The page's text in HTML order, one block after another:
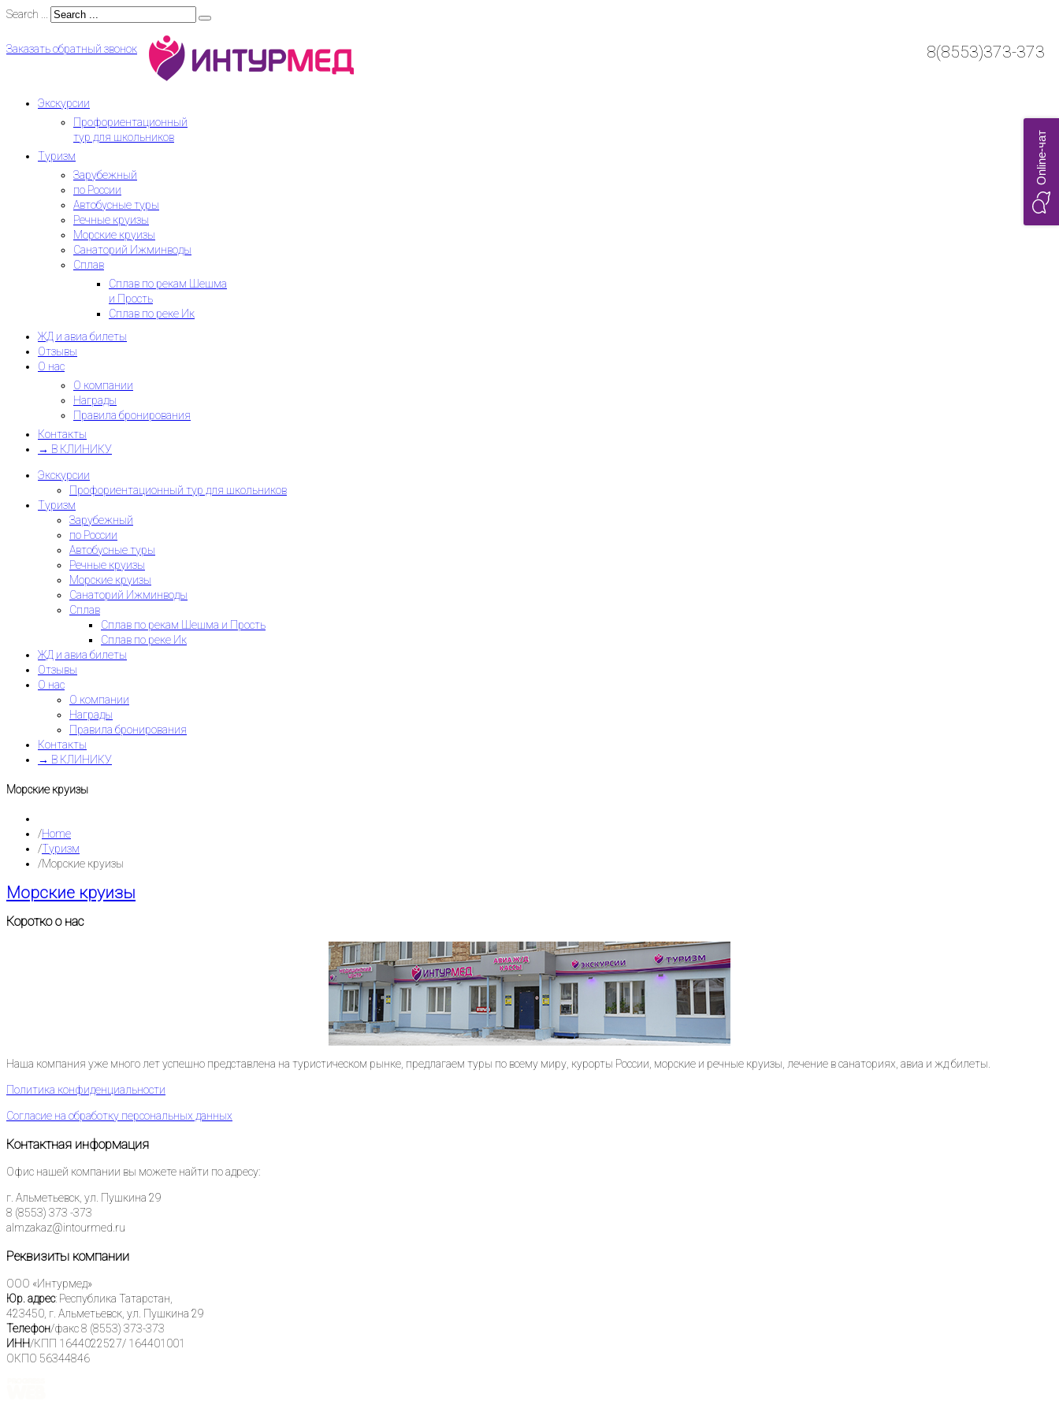
Search ...
Заказать обратный звонок 8(8553)373-373
Экскурсии
Профориентационный
тур для школьников
Туризм
Зарубежный
по России
Автобусные туры
Речные круизы
Морские круизы
Санаторий Ижминводы
Сплав
Сплав по рекам Шешма
и Прость
Сплав по реке Ик
ЖД и авиа билеты
Отзывы
О нас
О компании
Награды
Правила бронирования
Контакты
→ В КЛИНИКУ
Экскурсии
Профориентационный тур для школьников
Туризм
Зарубежный
по России
Автобусные туры
Речные круизы
Морские круизы
Санаторий Ижминводы
Сплав
Сплав по рекам Шешма и Прость
Сплав по реке Ик
ЖД и авиа билеты
Отзывы
О нас
О компании
Награды
Правила бронирования
Контакты
→ В КЛИНИКУ
Морские круизы
Home
Туризм
Морские круизы
Морские круизы
Коротко о нас
Наша компания уже много лет успешно представлена на туристическом рынке, предлагаем туры по всему миру, курорты России, морские и речные круизы, лечение в санаториях, авиа и жд билеты.
Политика конфиденциальности
Согласие на обработку персональных данных
Контактная информация
Офис нашей компании вы можете найти по адресу:
г. Альметьевск, ул. Пушкина 29
8 (8553) 373 -373
almzakaz@intourmed.ru
Реквизиты компании
ООО «Интурмед»
Юр. адрес: Республика Татарстан,
423450, г. Альметьевск, ул. Пушкина 29
Телефон/факс 8 (8553) 373-373
ИНН/КПП 1644022527/ 164401001
ОКПО 56344846
Online-чат